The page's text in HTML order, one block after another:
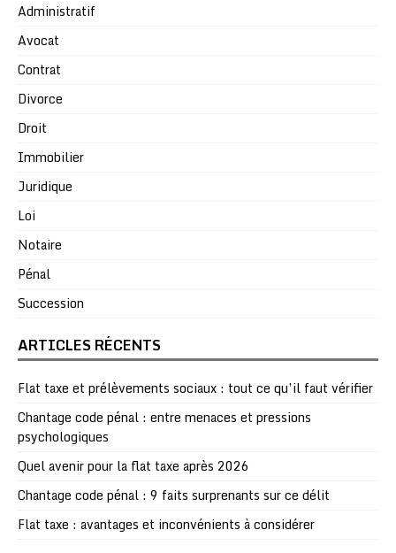
Administratif
Avocat
Contrat
Divorce
Droit
Immobilier
Juridique
Loi
Notaire
Pénal
Succession
ARTICLES RÉCENTS
Flat taxe et prélèvements sociaux : tout ce qu’il faut vérifier
Chantage code pénal : entre menaces et pressions
psychologiques
Quel avenir pour la flat taxe après 2026
Chantage code pénal : 9 faits surprenants sur ce délit
Flat taxe : avantages et inconvénients à considérer